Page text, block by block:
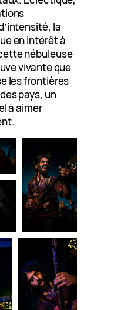
la
en intérêt à
nébuleuse
vivante que
les frontières
pays, un
à aimer